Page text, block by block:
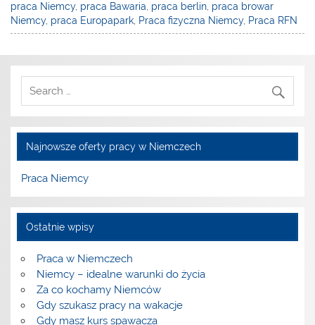
praca Niemcy, praca Bawaria praca berlin praca browar
Niemcy, praca Europapark Praca fizyczna Niemcy, Praca RFN
Najnowsze oferty pracy w Niemczech
Praca Niemcy
Ostatnie wpisy
Praca w Niemczech
Niemcy – idealne warunki do życia
Za co kochamy Niemców
Gdy szukasz pracy na wakacje
Gdy masz kurs spawacza